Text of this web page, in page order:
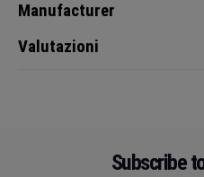
Manufacturer
Valutazioni
Subscribe